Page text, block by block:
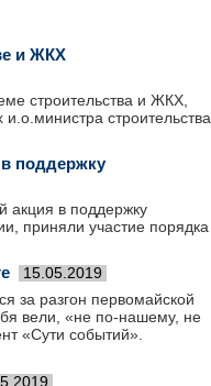
и ЖКХ
строительства и ЖКХ,
строительства
поддержку
акция в поддержку
приняли участие порядка
15.05.2019
за разгон первомайской
вели, «не по-нашему, не
«Сути событий».